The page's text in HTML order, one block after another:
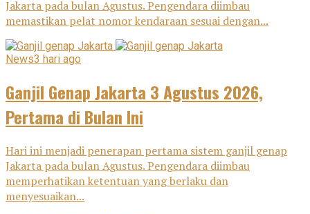
Jakarta pada bulan Agustus. Pengendara diimbau
memastikan pelat nomor kendaraan sesuai dengan...
News3 hari ago
Ganjil Genap Jakarta 3 Agustus 2026,
Pertama di Bulan Ini
Hari ini menjadi penerapan pertama sistem ganjil genap
Jakarta pada bulan Agustus. Pengendara diimbau
memperhatikan ketentuan yang berlaku dan
menyesuaikan...